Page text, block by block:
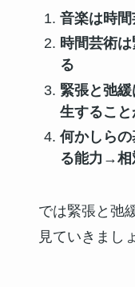
音楽は時
時間芸術
る
緊張と弛
生するこ
何かしら
る能力→相
では緊張と弛
見ていきまし